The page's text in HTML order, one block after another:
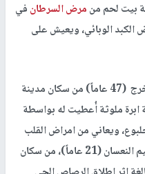
مرض السرطانفي
الوبائي، ويعيش على
ولفت التقرير إلى أن الاسير عثمان أبو خرج (47 عاماً) من سكان مدينة
ابرة ملوثة أُعطيت له بواسطة
ويعاني من امراض القلب
الشديدة، فيما يعاني الاسير باسم ابراهيم النعسان (21 عاماً)، من سكان